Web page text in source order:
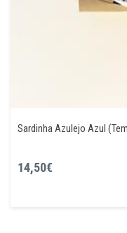
Sardinha Azulejo Azul
14,50€